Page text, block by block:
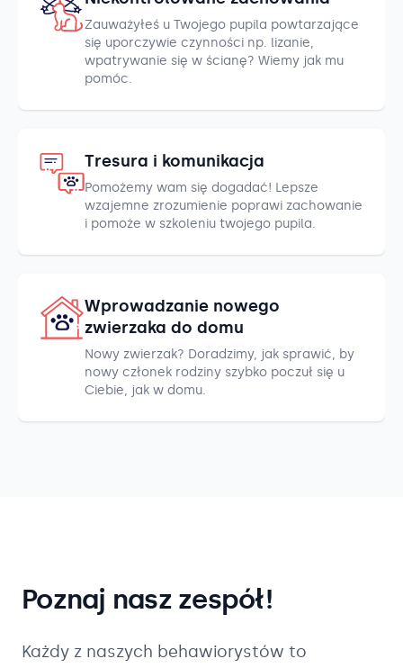
Zauważyłeś u Twojego pupila powtarzające
się uporczywie czynności np. lizanie,
wpatrywanie się w ścianę? Wiemy jak mu
pomóc.
Tresura i komunikacja
Pomożemy wam się dogadać! Lepsze
wzajemne zrozumienie poprawi zachowanie
i pomoże w szkoleniu twojego pupila.
Wprowadzanie nowego
zwierzaka do domu
Nowy zwierzak? Doradzimy, jak sprawić, by
nowy członek rodziny szybko poczuł się u
Ciebie, jak w domu.
Poznaj nasz zespół!
Każdy z naszych behawiorystów to